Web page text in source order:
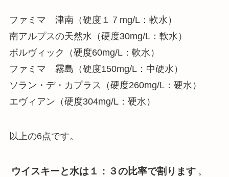
ファミマ 津南（硬度１７mg/L：軟水）
南アルプスの天然水（硬度30mg/L：軟水）
ボルヴィック（硬度60mg/L：軟水）
ファミマ 霧島（硬度150mg/L：中硬水）
ソラン・デ・カプラス（硬度260mg/L：硬水）
エヴィアン（硬度304mg/L：硬水）
以上の6点です。
ウイスキーと水は１：３の比率で割ります 。